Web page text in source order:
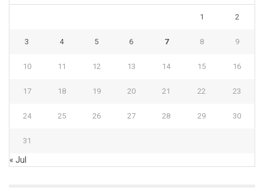
1 2
3 4 5 6 7 8 9
10 11 12 13 14 15 16
17 18 19 20 21 22 23
24 25 26 27 28 29 30
31
« Jul